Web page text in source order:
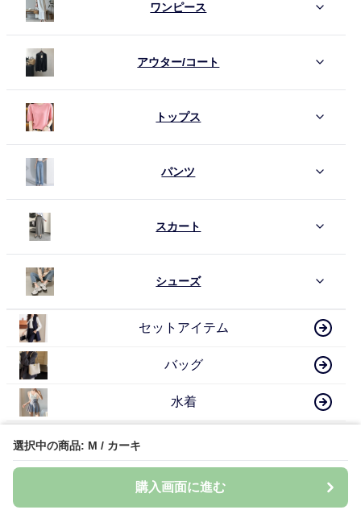
選択中の商品: M / カーキ
購入画面に進む
ワンピース
アウター/コート
トップス
パンツ
スカート
シューズ
セットアイテム
バッグ
水着
骨格ナチュラル 人気アイテム